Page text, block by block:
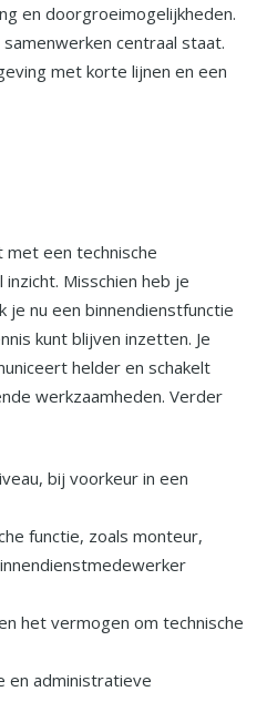
en doorgroeimogelijkheden.
centraal staat.
met korte lijnen en een
met een technische
Misschien heb je
je nu een binnendienstfunctie
kunt blijven inzetten. Je
helder en schakelt
werkzaamheden. Verder
bij voorkeur in een
functie, zoals monteur,
het vermogen om technische
en administratieve